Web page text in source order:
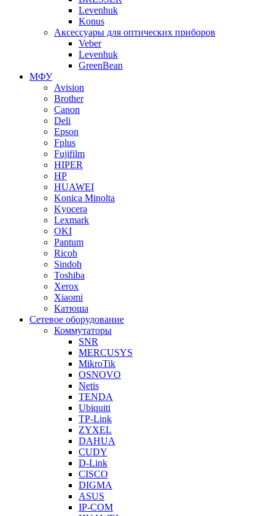
Levenhuk
Konus
Аксессуары для оптических приборов
Veber
Levenhuk
GreenBean
МФУ
Avision
Brother
Canon
Deli
Epson
Fplus
Fujifilm
HIPER
HP
HUAWEI
Konica Minolta
Kyocera
Lexmark
OKI
Pantum
Ricoh
Sindoh
Toshiba
Xerox
Xiaomi
Катюша
Сетевое оборудование
Коммутаторы
SNR
MERCUSYS
MikroTik
OSNOVO
Netis
TENDA
Ubiquiti
TP-Link
ZYXEL
DAHUA
CUDY
D-Link
CISCO
DIGMA
ASUS
IP-COM